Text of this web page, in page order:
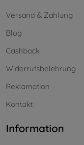
Versand & Zahlung
Blog
Cashback
Widerrufsbelehrung
Reklamation
Kontakt
Information